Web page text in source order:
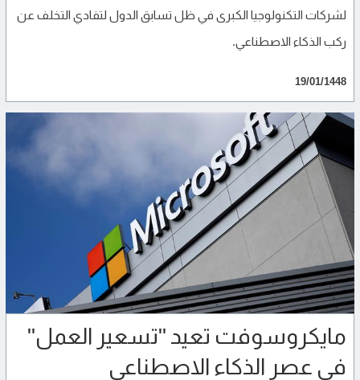
لشركات التكنولوجيا الكبرى في ظل تسابق الدول لتفادي التخلف عن
ركب الذكاء الاصطناعي.
19/01/1448
مايكروسوفت تعيد "تسعير العمل"
في عصر الذكاء الاصطناعي